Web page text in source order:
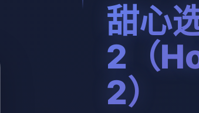
甜心
2（
2）